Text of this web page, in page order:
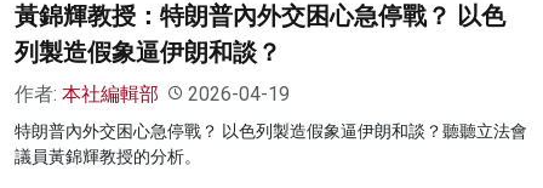
黃錦輝教授：特朗普內外交困心急停戰？ 以色
列製造假象逼伊朗和談？
作者: 本社編輯部 2026-04-19
特朗普內外交困心急停戰？ 以色列製造假象逼伊朗和談？聽聽立法會
議員黃錦輝教授的分析。